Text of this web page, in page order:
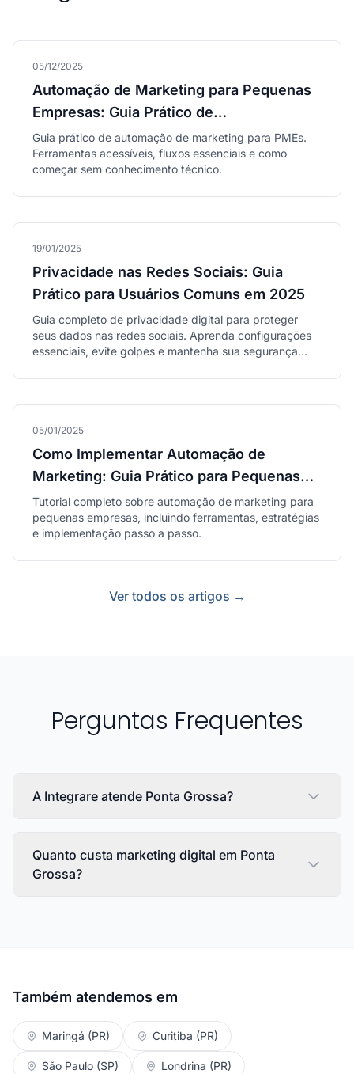
05/12/2025
Automação de Marketing para Pequenas
Empresas: Guia Prático de
Implementação
Guia prático de automação de marketing para PMEs.
Ferramentas acessíveis, fluxos essenciais e como
começar sem conhecimento técnico.
19/01/2025
Privacidade nas Redes Sociais: Guia
Prático para Usuários Comuns em 2025
Guia completo de privacidade digital para proteger
seus dados nas redes sociais. Aprenda configurações
essenciais, evite golpes e mantenha sua segurança
05/01/2025
Como Implementar Automação de
Marketing: Guia Prático para Pequenas
Empresas
Tutorial completo sobre automação de marketing para
pequenas empresas, incluindo ferramentas, estratégias
e implementação passo a passo.
Ver todos os artigos →
Perguntas Frequentes
A Integrare atende Ponta Grossa?
Quanto custa marketing digital em Ponta
Grossa?
Também atendemos em
Maringá (PR) Curitiba (PR)
São Paulo (SP) Londrina (PR)